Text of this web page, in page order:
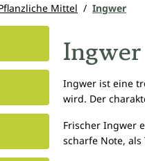
Mittel Ingwer
Ingwer
Ingwer ist eine
wird. Der
Frischer Ingwer
scharfe Note,